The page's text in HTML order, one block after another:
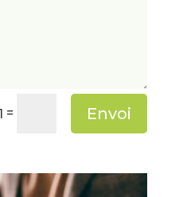
= Envoi